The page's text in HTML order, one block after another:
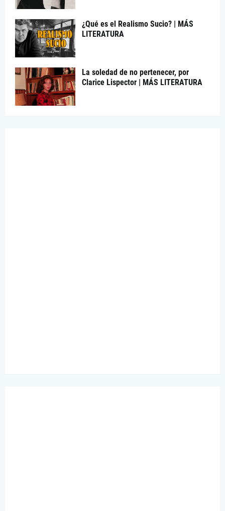
¿Qué es el Realismo Sucio? | MÁS
LITERATURA
La soledad de no pertenecer, por
Clarice Lispector | MÁS LITERATURA